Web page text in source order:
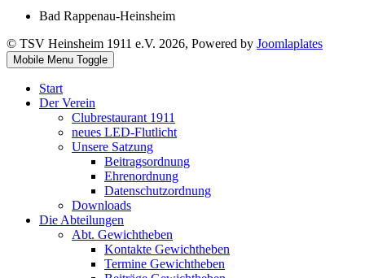
Bad Rappenau-Heinsheim
© TSV Heinsheim 1911 e.V. 2026, Powered by Joomlaplates
Mobile Menu Toggle
Start
Der Verein
Clubrestaurant 1911
neues LED-Flutlicht
Unsere Satzung
Beitragsordnung
Ehrenordnung
Datenschutzordnung
Downloads
Die Abteilungen
Abt. Gewichtheben
Kontakte Gewichtheben
Termine Gewichtheben